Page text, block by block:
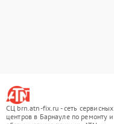
СЦ brn.atn-fix.ru - сеть сервисных
центров в Барнауле по ремонту и